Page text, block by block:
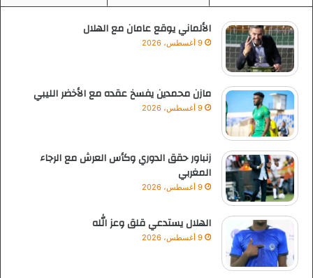
الألماني يوقع عامان مع الهلال
9 أغسطس، 2026
مازن محمدين يفسخ عقده مع الأخضر الليبي
9 أغسطس، 2026
زنباور حقق الدوري وكأس العرش مع الرجاء
المغربي
9 أغسطس، 2026
الهلال يستدعي قلق وعز الله
9 أغسطس، 2026